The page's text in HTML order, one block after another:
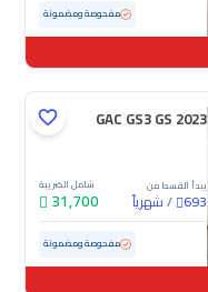
مفحوصة ومضمونة
GAC GS3 GS 2023
يبدأ القسط من
693
/شهرياً
شامل الضريبة
31,700
مفحوصة ومضمونة